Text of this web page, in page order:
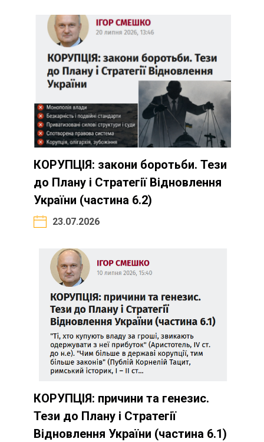
КОРУПЦІЯ: закони боротьби. Тези
до Плану і Стратегії Відновлення
України (частина 6.2)
23.07.2026
КОРУПЦІЯ: причини та генезис.
Тези до Плану і Стратегії
Відновлення України (частина 6.1)